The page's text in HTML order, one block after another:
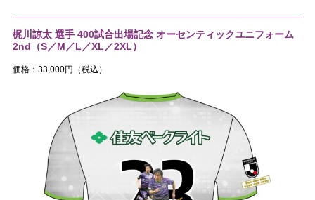
梶川諒太 選手 400試合出場記念 オーセンティックユニフォーム
2nd（S／M／L／XL／2XL）
価格：33,000円（税込）